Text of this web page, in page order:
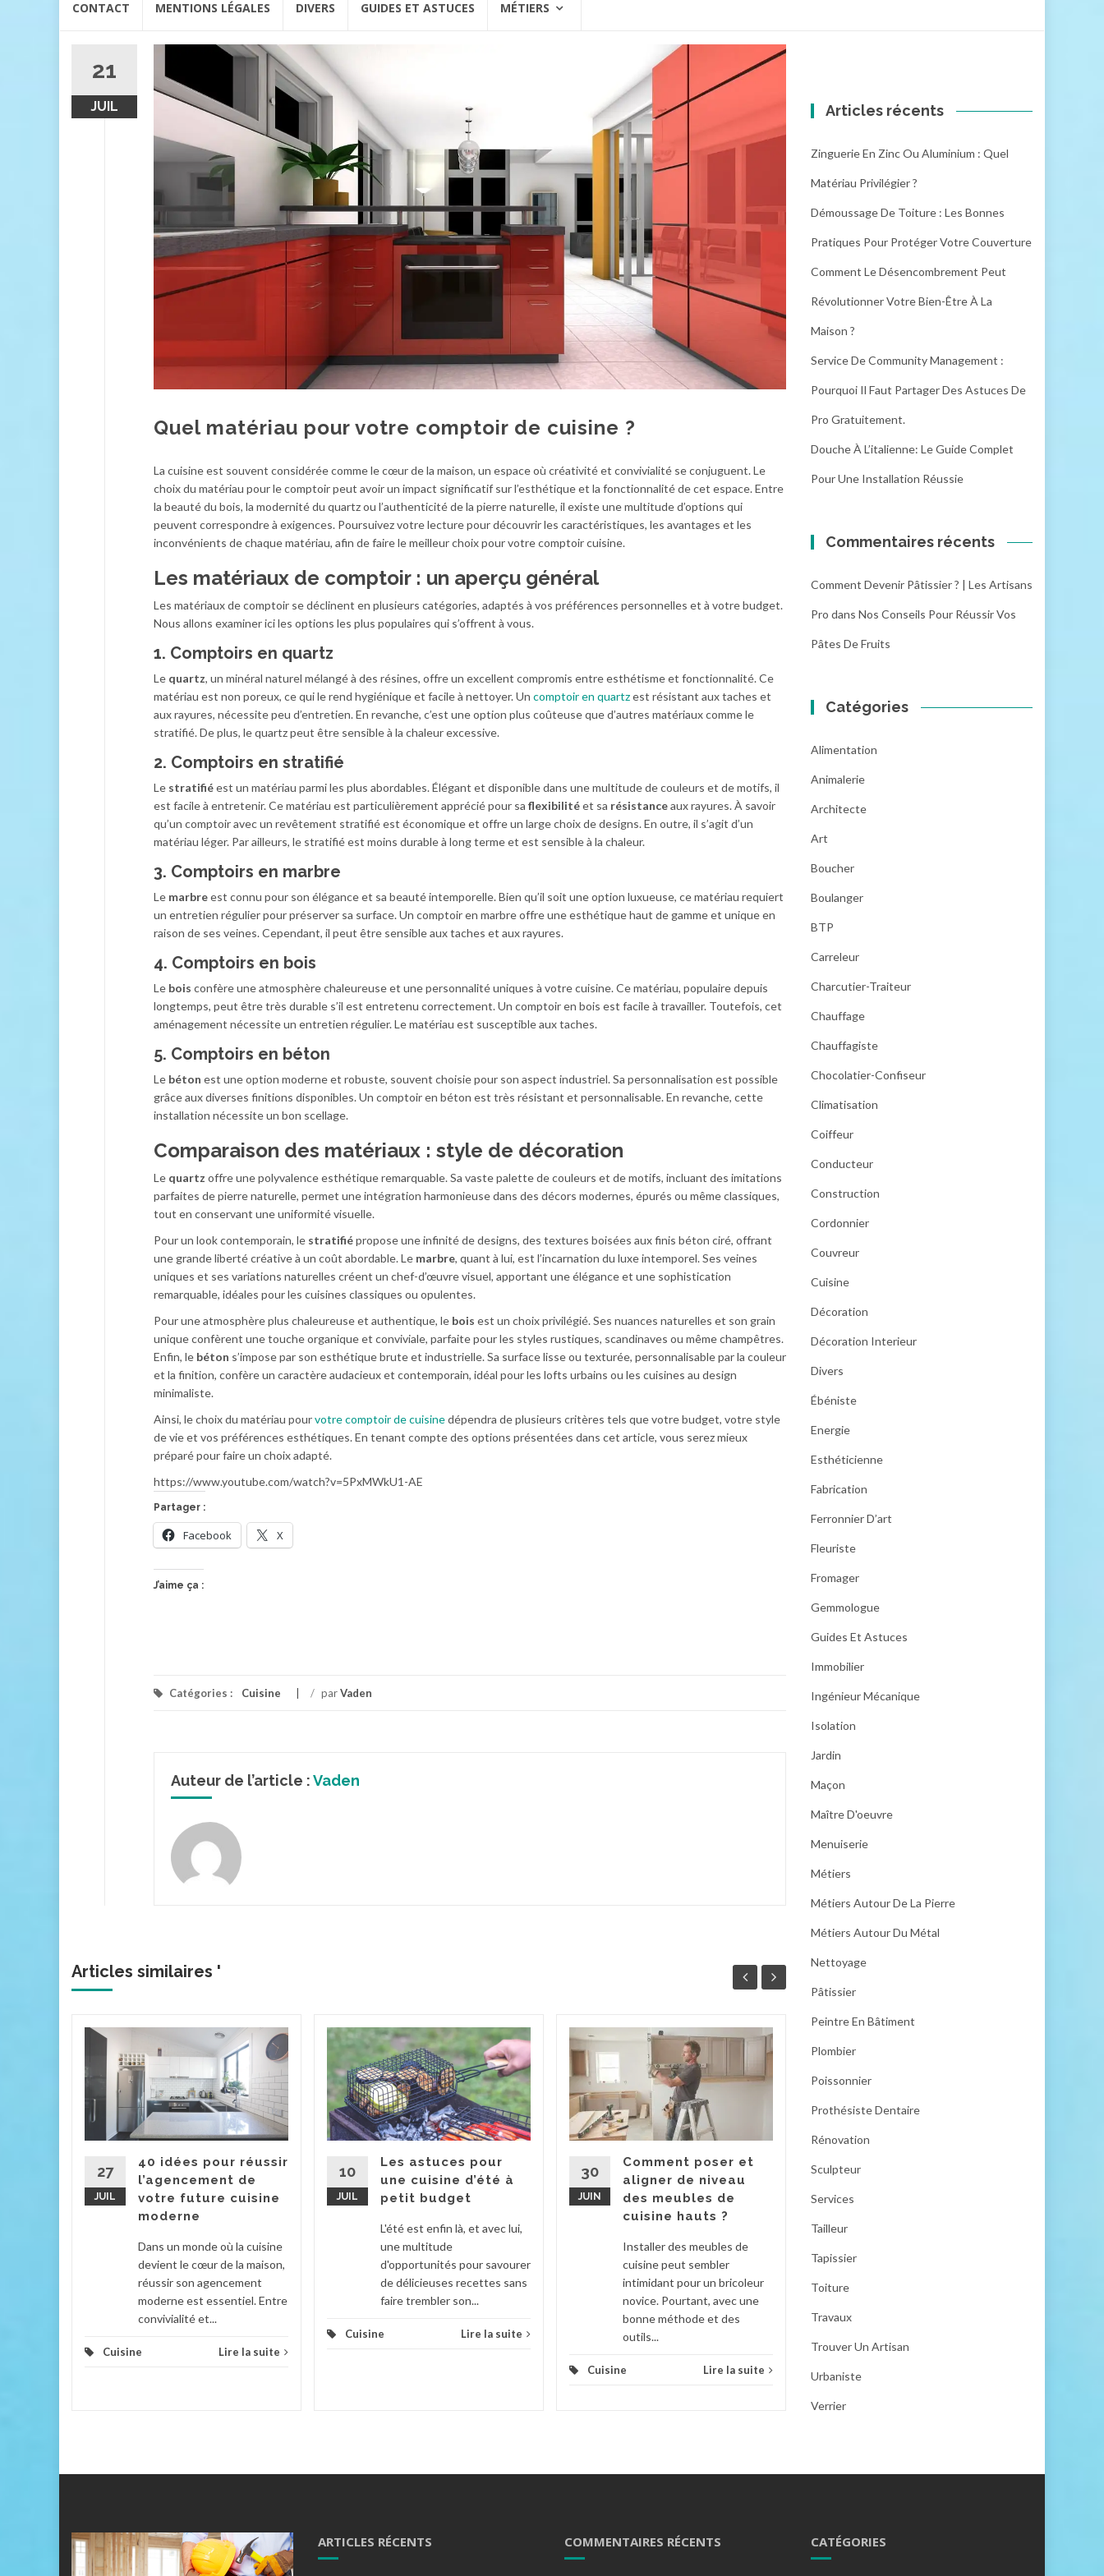
CONTACT MENTIONS LÉGALES DIVERS GUIDES ET ASTUCES MÉTIERS
21
JUIL
Quel matériau pour votre comptoir de cuisine ?
La cuisine est souvent considérée comme le cœur de la maison, un espace où créativité et convivialité se conjuguent. Le
choix du matériau pour le comptoir peut avoir un impact significatif sur l’esthétique et la fonctionnalité de cet espace. Entre
la beauté du bois, la modernité du quartz ou l’authenticité de la pierre naturelle, il existe une multitude d’options qui
peuvent correspondre à exigences. Poursuivez votre lecture pour découvrir les caractéristiques, les avantages et les
inconvénients de chaque matériau, afin de faire le meilleur choix pour votre comptoir cuisine.
Les matériaux de comptoir : un aperçu général
Les matériaux de comptoir se déclinent en plusieurs catégories, adaptés à vos préférences personnelles et à votre budget.
Nous allons examiner ici les options les plus populaires qui s’offrent à vous.
1. Comptoirs en quartz
Le quartz, un minéral naturel mélangé à des résines, offre un excellent compromis entre esthétisme et fonctionnalité. Ce
matériau est non poreux, ce qui le rend hygiénique et facile à nettoyer. Un comptoir en quartzest résistant aux taches et
aux rayures, nécessite peu d’entretien. En revanche, c’est une option plus coûteuse que d’autres matériaux comme le
stratifié. De plus, le quartz peut être sensible à la chaleur excessive.
2. Comptoirs en stratifié
Le stratifiéest un matériau parmi les plus abordables. Élégant et disponible dans une multitude de couleurs et de motifs, il
est facile à entretenir. Ce matériau est particulièrement apprécié pour sa flexibilitéet sa résistanceaux rayures. À savoir
qu’un comptoir avec un revêtement stratifié est économique et offre un large choix de designs. En outre, il s’agit d’un
matériau léger. Par ailleurs, le stratifié est moins durable à long terme et est sensible à la chaleur.
3. Comptoirs en marbre
Le marbreest connu pour son élégance et sa beauté intemporelle. Bien qu’il soit une option luxueuse, ce matériau requiert
un entretien régulier pour préserver sa surface. Un comptoir en marbre offre une esthétique haut de gamme et unique en
raison de ses veines. Cependant, il peut être sensible aux taches et aux rayures.
4. Comptoirs en bois
Le bois confère une atmosphère chaleureuse et une personnalité uniques à votre cuisine. Ce matériau, populaire depuis
longtemps, peut être très durable s’il est entretenu correctement. Un comptoir en bois est facile à travailler. Toutefois, cet
aménagement nécessite un entretien régulier. Le matériau est susceptible aux taches.
5. Comptoirs en béton
Le béton est une option moderne et robuste, souvent choisie pour son aspect industriel. Sa personnalisation est possible
grâce aux diverses finitions disponibles. Un comptoir en béton est très résistant et personnalisable. En revanche, cette
installation nécessite un bon scellage.
Comparaison des matériaux : style de décoration
Le quartz offre une polyvalence esthétique remarquable. Sa vaste palette de couleurs et de motifs, incluant des imitations
parfaites de pierre naturelle, permet une intégration harmonieuse dans des décors modernes, épurés ou même classiques,
tout en conservant une uniformité visuelle.
Pour un look contemporain, le stratifiépropose une infinité de designs, des textures boisées aux finis béton ciré, offrant
une grande liberté créative à un coût abordable. Le marbre, quant à lui, est l’incarnation du luxe intemporel. Ses veines
uniques et ses variations naturelles créent un chef-d’œuvre visuel, apportant une élégance et une sophistication
remarquable, idéales pour les cuisines classiques ou opulentes.
Pour une atmosphère plus chaleureuse et authentique, le bois est un choix privilégié. Ses nuances naturelles et son grain
unique confèrent une touche organique et conviviale, parfaite pour les styles rustiques, scandinaves ou même champêtres.
Enfin, le béton s’impose par son esthétique brute et industrielle. Sa surface lisse ou texturée, personnalisable par la couleur
et la finition, confère un caractère audacieux et contemporain, idéal pour les lofts urbains ou les cuisines au design
minimaliste.
Ainsi, le choix du matériau pourvotre comptoir de cuisinedépendra de plusieurs critères tels que votre budget, votre style
de vie et vos préférences esthétiques. En tenant compte des options présentées dans cet article, vous serez mieux
préparé pour faire un choix adapté.
https://www.youtube.com/watch?v=5PxMWkU1-AE
Partager :
Facebook X
J’aime ça :
Catégories : Cuisine / parVaden
Auteur de l’article :Vaden
Articles similaires '
27
JUIL
40 idées pour réussir
l’agencement de
votre future cuisine
moderne
Dans un monde où la cuisine
devient le cœur de la maison,
réussir son agencement
moderne est essentiel. Entre
convivialité et...
Cuisine Lire la suite
10
JUIL
Les astuces pour
une cuisine d’été à
petit budget
L'été est enfin là, et avec lui,
une multitude
d'opportunités pour savourer
de délicieuses recettes sans
faire trembler son...
Cuisine Lire la suite
30
JUIN
Comment poser et
aligner de niveau
des meubles de
cuisine hauts ?
Installer des meubles de
cuisine peut sembler
intimidant pour un bricoleur
novice. Pourtant, avec une
bonne méthode et des
outils...
Cuisine Lire la suite
29
JUIN
de la place au sol
avec élégance
Cuisine
Articles récents
Zinguerie En Zinc Ou Aluminium : Quel
Matériau Privilégier ?
Démoussage De Toiture : Les Bonnes
Pratiques Pour Protéger Votre Couverture
Comment Le Désencombrement Peut
Révolutionner Votre Bien-Être À La
Maison ?
Service De Community Management :
Pourquoi Il Faut Partager Des Astuces De
Pro Gratuitement.
Douche À L’italienne: Le Guide Complet
Pour Une Installation Réussie
Commentaires récents
Comment Devenir Pâtissier ? | Les Artisans
Pro dans Nos Conseils Pour Réussir Vos
Pâtes De Fruits
Catégories
Alimentation
Animalerie
Architecte
Art
Boucher
Boulanger
BTP
Carreleur
Charcutier-Traiteur
Chauffage
Chauffagiste
Chocolatier-Confiseur
Climatisation
Coiffeur
Conducteur
Construction
Cordonnier
Couvreur
Cuisine
Décoration
Décoration Interieur
Divers
Ébéniste
Energie
Esthéticienne
Fabrication
Ferronnier D’art
Fleuriste
Fromager
Gemmologue
Guides Et Astuces
Immobilier
Ingénieur Mécanique
Isolation
Jardin
Maçon
Maître D'oeuvre
Menuiserie
Métiers
Métiers Autour De La Pierre
Métiers Autour Du Métal
Nettoyage
Pâtissier
Peintre En Bâtiment
Plombier
Poissonnier
Prothésiste Dentaire
Rénovation
Sculpteur
Services
Tailleur
Tapissier
Toiture
Travaux
Trouver Un Artisan
Urbaniste
Verrier
ARTICLES RÉCENTS COMMENTAIRES RÉCENTS CATÉGORIES